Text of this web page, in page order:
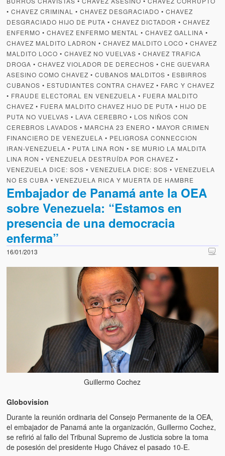
•CHAVEZ CRIMINAL •CHAVEZ DESGRACIADO •CHAVEZ
DESGRACIADO HIJO DE PUTA •CHAVEZ DICTADOR •CHAVEZ
ENFERMO •CHAVEZ ENFERMO MENTAL •CHAVEZ GALLINA •
CHAVEZ MALDITO LADRON •CHAVEZ MALDITO LOCO •CHAVEZ
MALDITO LOCO •CHAVEZ NO VUELVAS •CHAVEZ TRAFICA
DROGA •CHAVEZ VIOLADOR DE DERECHOS •CHE GUEVARA
ASESINO COMO CHAVEZ •CUBANOS MALDITOS • ESBIRROS
CUBANOS • ESTUDIANTES CONTRA CHAVEZ • FARC Y CHAVEZ
• FRAUDE ELECTORAL EN VENEZUELA • FUERA MALDITO
CHAVEZ • FUERA MALDITO CHAVEZ HIJO DE PUTA • HIJO DE
PUTA NO VUELVAS • LAVA CEREBRO • LOS NIÑOS CON
CEREBROS LAVADOS • MARCHA 23 ENERO • MAYOR CRIMEN
FINANCIERO DE VENEZUELA • PELIGROSA CONNECCION
IRAN-VENEZUELA • PUTA LINA RON •SE MURIO LA MALDITA
LINA RON •VENEZUELA DESTRUÍDA POR CHAVEZ •
VENEZUELA DICE: SOS •VENEZUELA DICE: SOS •VENEZUELA
NO ES CUBA •VENEZUELA RICA Y MUERTA DE HAMBRE
Embajador de Panamá ante la OEA
sobre Venezuela: “Estamos en
presencia de una democracia
enferma”
16/01/2013
Guillermo Cochez
Globovision
Durante la reunión ordinaria del Consejo Permanente de la OEA,
el embajador de Panamá ante la organización, Guillermo Cochez,
se refirió al fallo del Tribunal Supremo de Justicia sobre la toma
de posesión del presidente Hugo Chávez el pasado 10-E.